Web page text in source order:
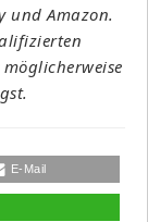
und Amazon.
E-Mail